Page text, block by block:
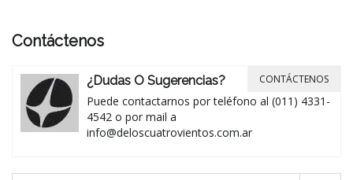
Contáctenos
¿Dudas O Sugerencias?
Puede contactarnos por teléfono al (011) 4331-
4542 o por mail a
info@deloscuatrovientos.com.ar
CONTÁCTENOS